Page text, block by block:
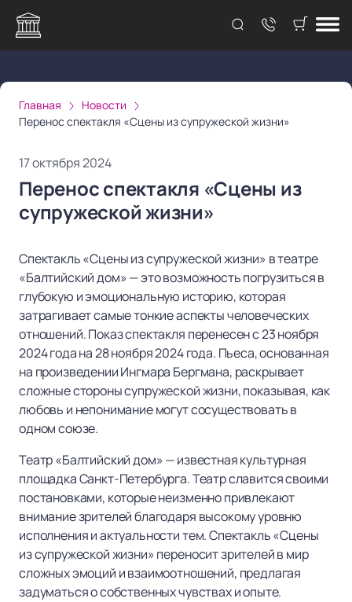
Главная
Новости
Перенос спектакля «Сцены из супружеской жизни»
17 октября 2024
Перенос спектакля «Сцены из
супружеской жизни»
Спектакль «Сцены из супружеской жизни» в театре
«Балтийский дом» — это возможность погрузиться в
глубокую и эмоциональную историю, которая
затрагивает самые тонкие аспекты человеческих
отношений. Показ спектакля перенесен с 23 ноября
2024 года на 28 ноября 2024 года. Пьеса, основанная
на произведении Ингмара Бергмана, раскрывает
сложные стороны супружеской жизни, показывая, как
любовь и непонимание могут сосуществовать в
одном союзе.
Театр «Балтийский дом» — известная культурная
площадка Санкт-Петербурга. Театр славится своими
постановками, которые неизменно привлекают
внимание зрителей благодаря высокому уровню
исполнения и актуальности тем. Спектакль «Сцены
из супружеской жизни» переносит зрителей в мир
сложных эмоций и взаимоотношений, предлагая
задуматься о собственных чувствах и опыте.